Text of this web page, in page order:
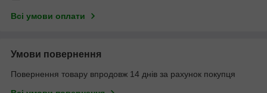
Всі умови оплати
Умови повернення
Повернення товару впродовж 14 днів за рахунок покупця